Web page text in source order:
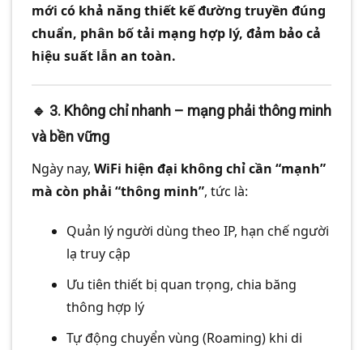
mới có khả năng thiết kế đường truyền đúng
chuẩn, phân bố tải mạng hợp lý, đảm bảo cả
hiệu suất lẫn an toàn.
🔹 3. Không chỉ nhanh – mạng phải thông minh
và bền vững
Ngày nay, WiFi hiện đại không chỉ cần “mạnh”
mà còn phải “thông minh”, tức là:
Quản lý người dùng theo IP, hạn chế người
lạ truy cập
Ưu tiên thiết bị quan trọng, chia băng
thông hợp lý
Tự động chuyển vùng (Roaming) khi di